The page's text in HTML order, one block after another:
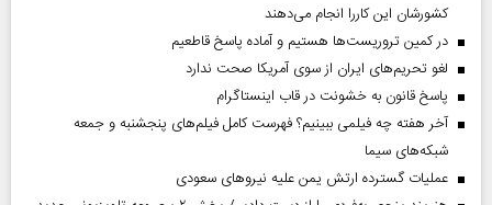
کشورشان این کاررا انجام می‌دهند
در کمین تروریست‌ها هستیم و آماده پاسخ قاطعیم
لغو تحریم‌های ایران از سوی آمریکا صحت ندارد
پاسخ قانون به خشونت در قاب اینستاگرام
آخر هفته چه فیلمی ببینیم؟ فهرست کامل فیلم‌های پنجشنبه و جمعه
شبکه‌های سیما
عملیات گسترده ارتش یمن علیه نیروهای سعودی